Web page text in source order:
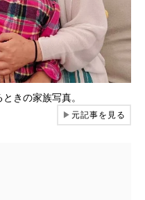
きの家族写真。
▶元記事を見る